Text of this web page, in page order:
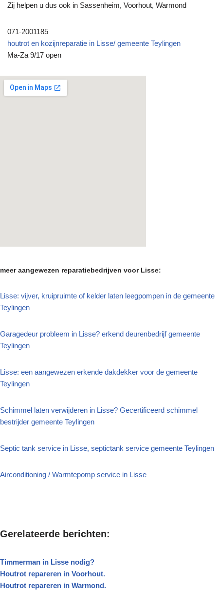
Zij helpen u dus ook in Sassenheim, Voorhout, Warmond
071-2001185
houtrot en kozijnreparatie in Lisse/ gemeente Teylingen
Ma-Za 9/17 open
meer aangewezen reparatiebedrijven voor Lisse:
Lisse: vijver, kruipruimte of kelder laten leegpompen in de gemeente
Teylingen
Garagedeur probleem in Lisse? erkend deurenbedrijf gemeente
Teylingen
Lisse: een aangewezen erkende dakdekker voor de gemeente
Teylingen
Schimmel laten verwijderen in Lisse? Gecertificeerd schimmel
bestrijder gemeente Teylingen
Septic tank service in Lisse, septictank service gemeente Teylingen
Airconditioning / Warmtepomp service in Lisse
Gerelateerde berichten:
Timmerman in Lisse nodig?
Houtrot repareren in Voorhout.
Houtrot repareren in Warmond.